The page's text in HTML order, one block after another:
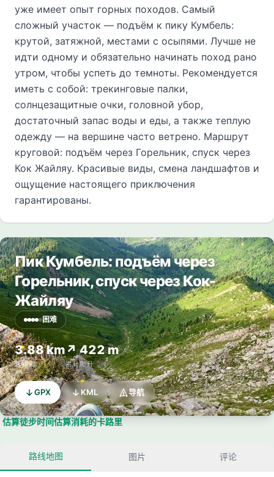
уже имеет опыт горных походов. Самый
сложный участок — подъём к пику Кумбель:
крутой, затяжной, местами с осыпями. Лучше не
идти одному и обязательно начинать поход рано
утром, чтобы успеть до темноты. Рекомендуется
иметь с собой: трекинговые палки,
солнцезащитные очки, головной убор,
достаточный запас воды и еды, а также теплую
одежду — на вершине часто ветрено. Маршрут
круговой: подъём через Горельник, спуск через
Кок Жайляу. Красивые виды, смена ландшафтов и
ощущение настоящего приключения
гарантированы.
Пик Кумбель: подъём через
Горельник, спуск через Кок-
Жайляу
困难
3.88 km
总距离
↗ 422 m
累计爬升
GPX KML 导航
估算徒步时间估算消耗的卡路里
路线地图 图片 评论